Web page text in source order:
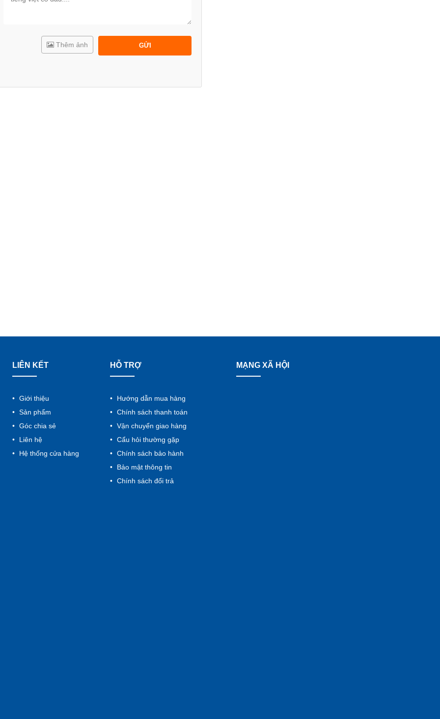
S650
68.688
giúp bé chinh phục những cung đường khó đi nhất.
có cả tùy chọn bánh cao su đặc để mang đến cho bé
GỬI
Thêm ảnh
LIÊN KẾT
Giới thiệu
Sản phẩm
Góc chia sẻ
Liên hệ
Hệ thống cửa hàng
HỖ TRỢ
Hướng dẫn mua hàng
Chính sách thanh toán
Vận chuyển giao hàng
Cẩu hỏi thường gặp
Chính sách bảo hành
Bảo mật thông tin
Chính sách đổi trả
MẠNG XÃ HỘI